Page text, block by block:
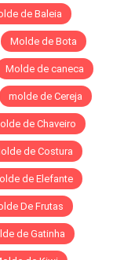
de Baleia
Molde de Bota
Molde de caneca
molde de Cereja
de Chaveiro
de Costura
de Elefante
De Frutas
de Gatinha